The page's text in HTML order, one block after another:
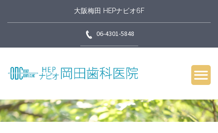
大阪梅田 HEPナビオ6F
06-4301-5848